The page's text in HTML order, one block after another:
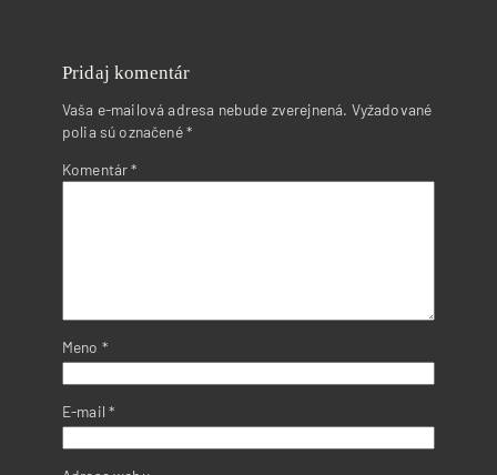
Pridaj komentár
Vaša e-mailová adresa nebude zverejnená. Vyžadované
polia sú označené*
Komentár*
Meno *
E-mail*